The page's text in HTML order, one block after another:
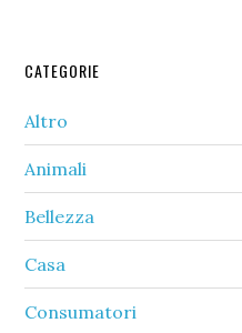
Primary
Sidebar
CATEGORIE
Altro
Animali
Bellezza
Casa
Consumatori